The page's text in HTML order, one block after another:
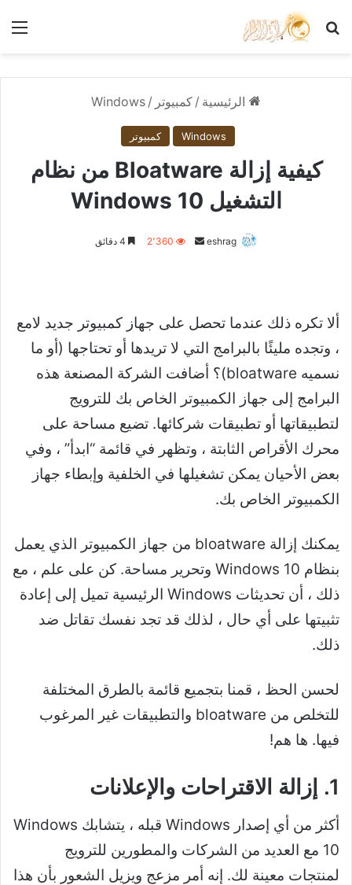
بحث عن
الرئيسية / كمبيوتر /
Windows
Windows كمبيوتر
كيفية إزالة Bloatware من نظام
التشغيل Windows 10
eshrag
أرسل 2٬360
ألا تكره ذلك عندما تحصل على جهاز كمبيوتر جديد لامع
، وتجده مليئًا بالبرامج التي لا تريدها أو تحتاجها (أو ما
نسميه bloatware)؟ أضافت الشركة المصنعة هذه
البرامج إلى جهاز الكمبيوتر الخاص بك للترويج
لتطبيقاتها أو تطبيقات شركائها. تضيع مساحة على
محرك الأقراص الثابتة ، وتظهر في قائمة “ابدأ” ، وفي
بعض الأحيان يمكن تشغيلها في الخلفية وإبطاء جهاز
الكمبيوتر الخاص بك.
يمكنك إزالة bloatware من جهاز الكمبيوتر الذي يعمل
بنظام Windows 10 وتحرير مساحة. كن على علم ، مع
ذلك ، أن تحديثات Windows الرئيسية تميل إلى إعادة
تثبيتها على أي حال ، لذلك قد تجد نفسك تقاتل ضد
ذلك.
لحسن الحظ ، قمنا بتجميع قائمة بالطرق المختلفة
للتخلص من bloatware والتطبيقات غير المرغوب
فيها. ها هم!
1. إزالة الاقتراحات والإعلانات
أكثر من أي إصدار Windows قبله ، يتشابك Windows
10 مع العديد من الشركات والمطورين للترويج
لمنتجات معينة لك. إنه أمر مزعج ويزيل الشعور بأن هذا